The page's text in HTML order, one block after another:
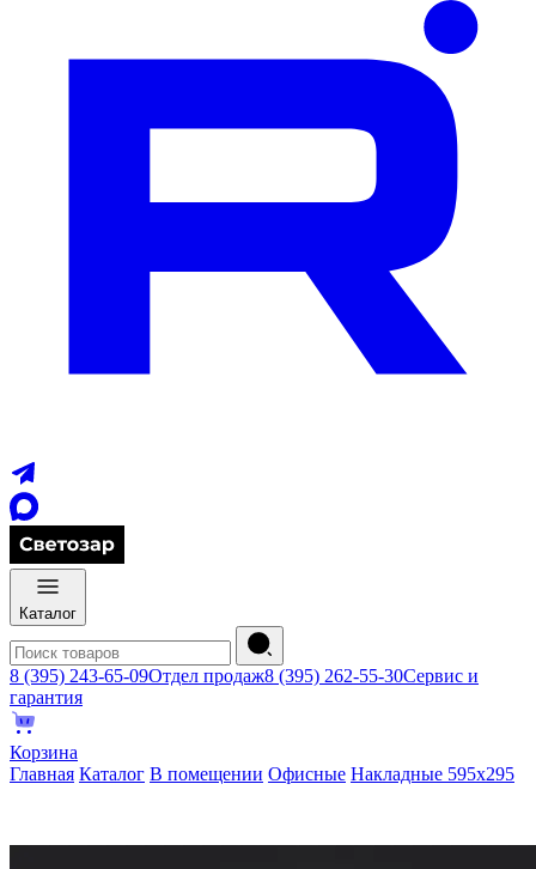
Каталог
8 (395) 243-65-09Отдел продаж8 (395) 262-55-30Сервис и
гарантия
Корзина
Главная Каталог В помещении Офисные Накладные 595х295